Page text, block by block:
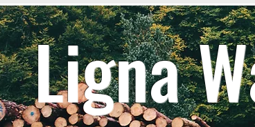
Ligna